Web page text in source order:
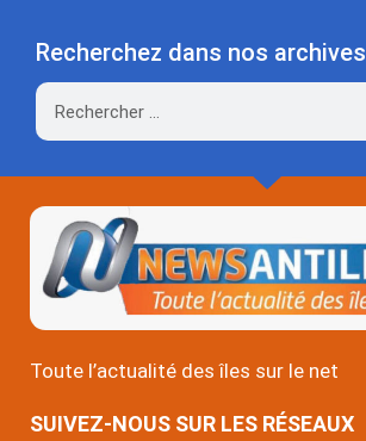
Recherchez dans nos archives
Rechercher
Toute l’actualité des îles sur le net
SUIVEZ-NOUS SUR LES RÉSEAUX